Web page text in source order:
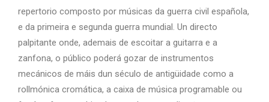
repertorio composto por músicas da guerra civil española,
e da primeira e segunda guerra mundial. Un directo
palpitante onde, ademais de escoitar a guitarra e a
zanfona, o público poderá gozar de instrumentos
mecánicos de máis dun século de antigüidade como a
rollmónica cromática, a caixa de música programable ou